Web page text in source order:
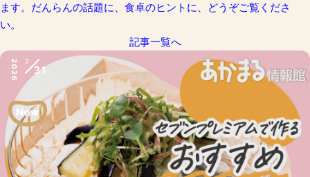
ます。だんらんの話題に、食卓のヒントに、どうぞご覧くださ
い。
記事一覧へ
2026 7
31